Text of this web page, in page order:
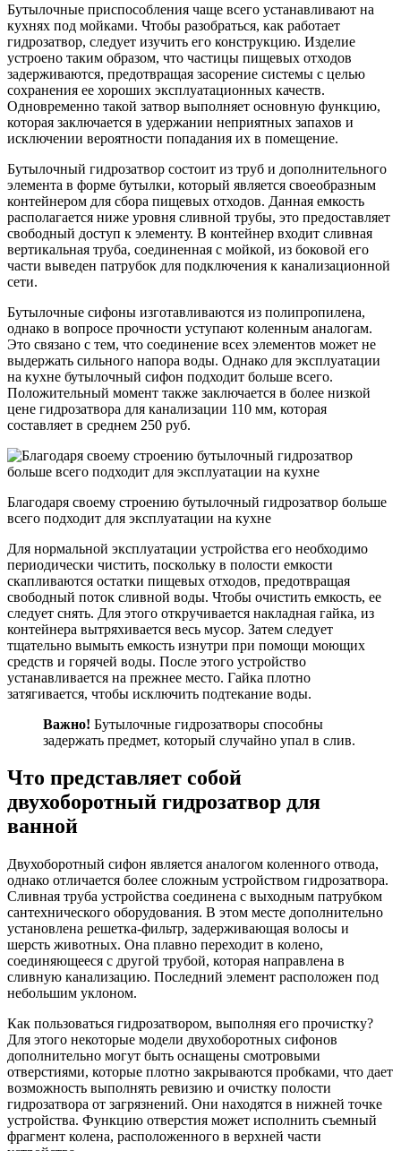
Бутылочные приспособления чаще всего устанавливают на
кухнях под мойками. Чтобы разобраться, как работает
гидрозатвор, следует изучить его конструкцию. Изделие
устроено таким образом, что частицы пищевых отходов
задерживаются, предотвращая засорение системы с целью
сохранения ее хороших эксплуатационных качеств.
Одновременно такой затвор выполняет основную функцию,
которая заключается в удержании неприятных запахов и
исключении вероятности попадания их в помещение.
Бутылочный гидрозатвор состоит из труб и дополнительного
элемента в форме бутылки, который является своеобразным
контейнером для сбора пищевых отходов. Данная емкость
располагается ниже уровня сливной трубы, это предоставляет
свободный доступ к элементу. В контейнер входит сливная
вертикальная труба, соединенная с мойкой, из боковой его
части выведен патрубок для подключения к канализационной
сети.
Бутылочные сифоны изготавливаются из полипропилена,
однако в вопросе прочности уступают коленным аналогам.
Это связано с тем, что соединение всех элементов может не
выдержать сильного напора воды. Однако для эксплуатации
на кухне бутылочный сифон подходит больше всего.
Положительный момент также заключается в более низкой
цене гидрозатвора для канализации 110 мм, которая
составляет в среднем 250 руб.
Благодаря своему строению бутылочный гидрозатвор больше
всего подходит для эксплуатации на кухне
Для нормальной эксплуатации устройства его необходимо
периодически чистить, поскольку в полости емкости
скапливаются остатки пищевых отходов, предотвращая
свободный поток сливной воды. Чтобы очистить емкость, ее
следует снять. Для этого откручивается накладная гайка, из
контейнера вытряхивается весь мусор. Затем следует
тщательно вымыть емкость изнутри при помощи моющих
средств и горячей воды. После этого устройство
устанавливается на прежнее место. Гайка плотно
затягивается, чтобы исключить подтекание воды.
Важно! Бутылочные гидрозатворы способны
задержать предмет, который случайно упал в слив.
Что представляет собой
двухоборотный гидрозатвор для
ванной
Двухоборотный сифон является аналогом коленного отвода,
однако отличается более сложным устройством гидрозатвора.
Сливная труба устройства соединена с выходным патрубком
сантехнического оборудования. В этом месте дополнительно
установлена решетка-фильтр, задерживающая волосы и
шерсть животных. Она плавно переходит в колено,
соединяющееся с другой трубой, которая направлена в
сливную канализацию. Последний элемент расположен под
небольшим уклоном.
Как пользоваться гидрозатвором, выполняя его прочистку?
Для этого некоторые модели двухоборотных сифонов
дополнительно могут быть оснащены смотровыми
отверстиями, которые плотно закрываются пробками, что дает
возможность выполнять ревизию и очистку полости
гидрозатвора от загрязнений. Они находятся в нижней точке
устройства. Функцию отверстия может исполнить съемный
фрагмент колена, расположенного в верхней части